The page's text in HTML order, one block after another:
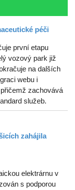
péči
první etapu
vozový park již
na dalších
webu i
zachovává
služeb.
zahájila
elektrárnu v
s podporou